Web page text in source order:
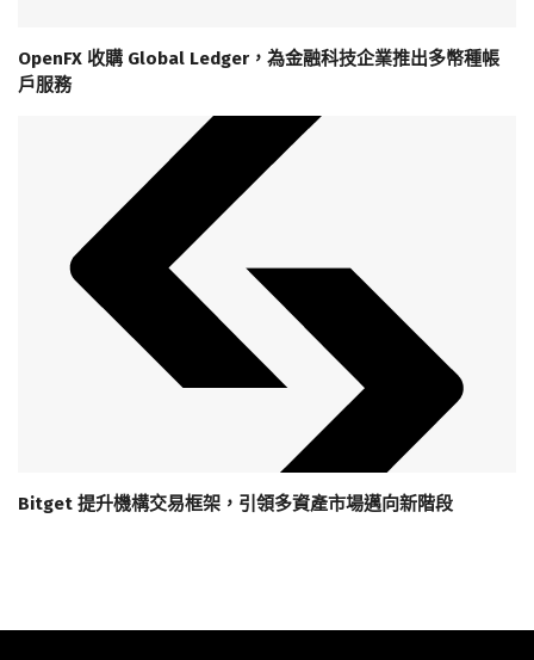
OpenFX 收購 Global Ledger，為金融科技企業推出多幣種帳
戶服務
Bitget 提升機構交易框架，引領多資產市場邁向新階段